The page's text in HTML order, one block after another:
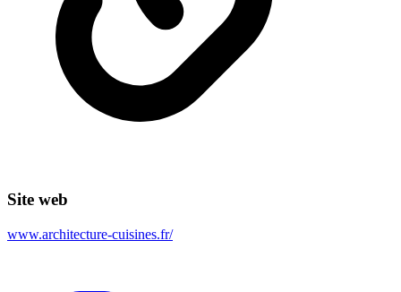
Site web
www.architecture-cuisines.fr/